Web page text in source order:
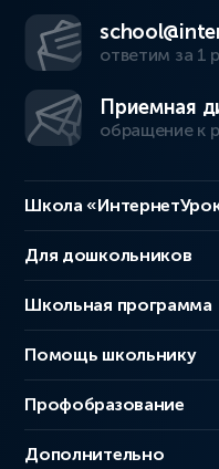
ответим за 1
Приемная
обращение к
Школа
Для дошкольников
Школьная программа
Помощь школьнику
Профобразование
Дополнительно